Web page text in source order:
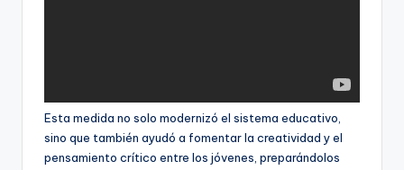
Esta medida no solo modernizó el sistema educativo,
sino que también ayudó a fomentar la creatividad y el
pensamiento crítico entre los jóvenes, preparándolos